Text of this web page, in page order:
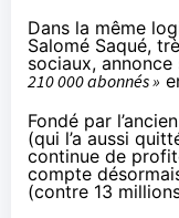
Dans la même
Salomé Saqué,
sociaux, annonce
210 000 abonnés »
Fondé par
(qui l’a aussi
continue de
compte
(contre 13